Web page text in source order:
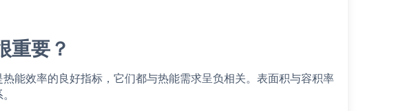
重要？
能效率的良好指标，它们都与热能需求呈负相关。表面积与容积率